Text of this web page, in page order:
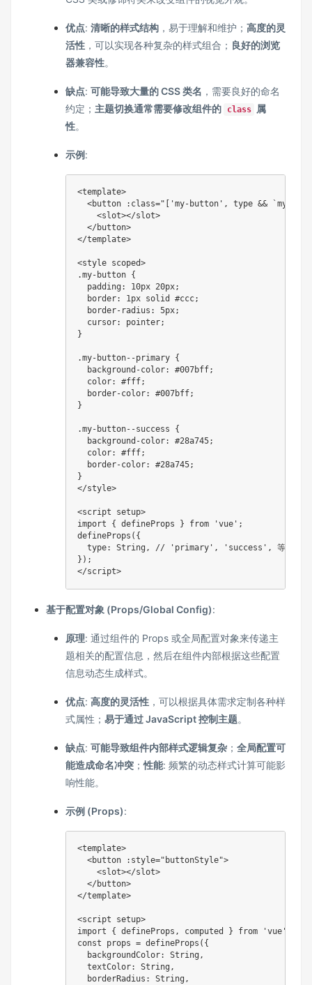
优点: 清晰的样式结构 ，易于理解和维护； 高度的灵
活性 ，可以实现各种复杂的样式组合； 良好的浏览
器兼容性。
缺点: 可能导致大量的 CSS 类名 ，需要良好的命名
约定； 主题切换通常需要修改组件的 class
属
性。
示例:
<template>
<button :class="['my-button', type && `my-
    <slot></slot>
  </button>
</template>
<style scoped>
.my-button {
  padding: 10px 20px;
  border: 1px solid #ccc;
  border-radius: 5px;
  cursor: pointer;
}
.my-button--primary {
  background-color: #007bff;
  color: #fff;
  border-color: #007bff;
}
.my-button--success {
  background-color: #28a745;
  color: #fff;
  border-color: #28a745;
}
</style>
<script setup>
import { defineProps } from 'vue';
defineProps({
  type: String, // 'primary', 'success', 等
});
基于配置对象 (Props/Global Config):
原理: 通过组件的 Props 或全局配置对象来传递主
题相关的配置信息，然后在组件内部根据这些配置
信息动态生成样式。
优点: 高度的灵活性 ，可以根据具体需求定制各种样
式属性； 易于通过 JavaScript 控制主题。
缺点: 可能导致组件内部样式逻辑复杂 ； 全局配置可
能造成命名冲突 ；性能: 频繁的动态样式计算可能影
响性能。
示例 (Props):
<template>
  <button :style="buttonStyle">
    <slot></slot>
  </button>
</template>
<script setup>
import { defineProps, computed } from 'vue';
const props = defineProps({
  backgroundColor: String,
  textColor: String,
  borderRadius: String,